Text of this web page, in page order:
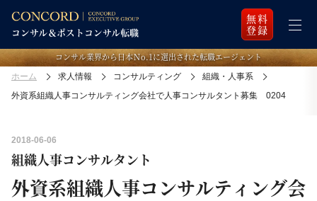
無料
登録
コンサル業界から日本Ｎo.1に選出された転職エージェント
ホーム 求人情報 コンサルティング
組織・人事系
外資系組織人事コンサルティング会社で人事コンサルタント募集 0204
2018-06-06
組織人事コンサルタント
外資系組織人事コンサルティング会